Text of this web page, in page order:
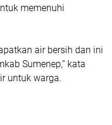
memenuhi
air bersih dan ini
Sumenep,” kata
untuk warga.